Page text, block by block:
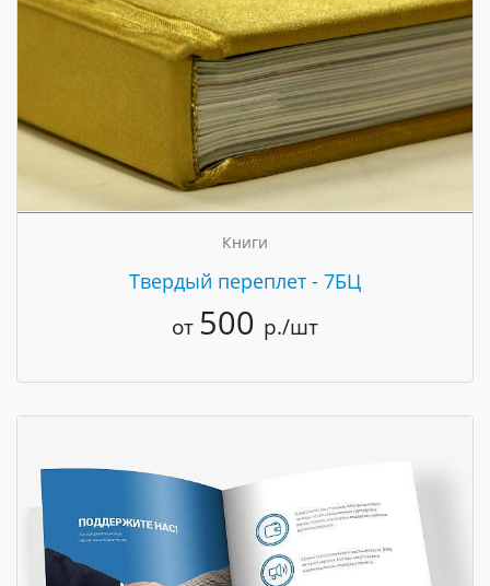
Книги
Твердый переплет - 7БЦ
от 500 р./шт